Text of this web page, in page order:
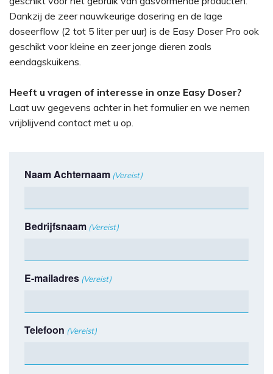
Dankzij de zeer nauwkeurige dosering en de lage
doseerflow (2 tot 5 liter per uur) is de Easy Doser Pro ook
geschikt voor kleine en zeer jonge dieren zoals
eendagskuikens.
Heeft u vragen of interesse in onze Easy Doser?
Laat uw gegevens achter in het formulier en we nemen
vrijblijvend contact met u op.
Naam Achternaam (Vereist)
Bedrijfsnaam (Vereist)
E-mailadres (Vereist)
Telefoon (Vereist)